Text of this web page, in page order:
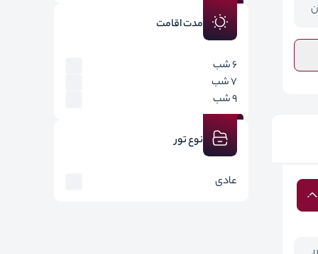
مدت اقامت
6 شب
7 شب
9 شب
نوع تور
عادی